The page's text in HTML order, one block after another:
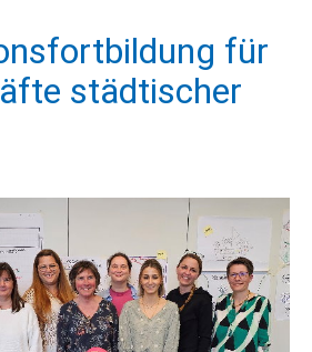
für
städtischer